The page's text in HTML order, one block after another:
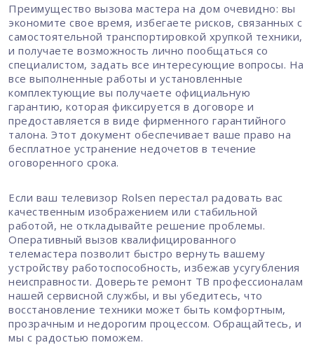
Преимущество вызова мастера на дом очевидно: вы
экономите свое время, избегаете рисков, связанных с
самостоятельной транспортировкой хрупкой техники,
и получаете возможность лично пообщаться со
специалистом, задать все интересующие вопросы. На
все выполненные работы и установленные
комплектующие вы получаете официальную
гарантию, которая фиксируется в договоре и
предоставляется в виде фирменного гарантийного
талона. Этот документ обеспечивает ваше право на
бесплатное устранение недочетов в течение
оговоренного срока.
Если ваш телевизор Rolsen перестал радовать вас
качественным изображением или стабильной
работой, не откладывайте решение проблемы.
Оперативный вызов квалифицированного
телемастера позволит быстро вернуть вашему
устройству работоспособность, избежав усугубления
неисправности. Доверьте ремонт ТВ профессионалам
нашей сервисной службы, и вы убедитесь, что
восстановление техники может быть комфортным,
прозрачным и недорогим процессом. Обращайтесь, и
мы с радостью поможем.